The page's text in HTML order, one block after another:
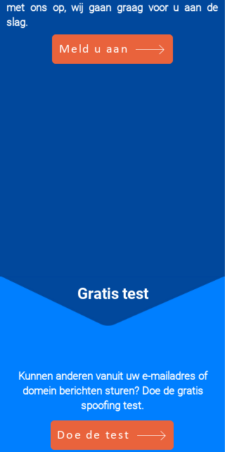
met ons op, wij gaan graag voor u aan de
slag.
Meld u aan
Gratis test
Kunnen anderen vanuit uw e-mailadres of
domein berichten sturen? Doe de gratis
spoofing test.
Doe de test